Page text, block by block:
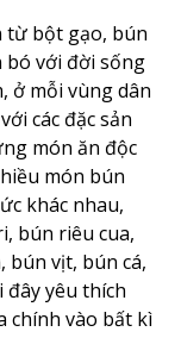
từ bột gạo, bún
bó với đời sống
ở mỗi vùng dân
các đặc sản
món ăn độc
món bún
khác nhau,
bún riêu cua,
bún vịt, bún cá,
yêu thích
chính vào bất kì